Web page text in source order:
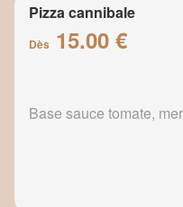
Pizza cannibale
Dès 15.00 €
Base sauce tomate,